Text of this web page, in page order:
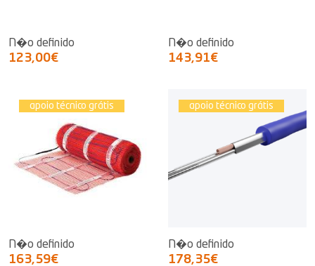
N�o definido
123,00€
N�o definido
143,91€
apoio técnico grátis
N�o definido
163,59€
apoio técnico grátis
N�o definido
178,35€